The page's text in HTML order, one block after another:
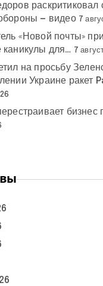
раскритиковал
— видео 7
«Новой почты»
каникулы для… 7
на просьбу
Украине
бизнес